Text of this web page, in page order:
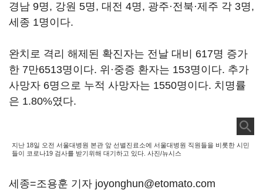
경남 9명, 강원 5명, 대전 4명, 광주·전북·제주 각 3명,
세종 1명이다.
완치로 격리 해제된 확진자는 전날 대비 617명 증가
한 7만6513명이다. 위·중증 환자는 153명이다. 추가
사망자 6명으로 누적 사망자는 1550명이다. 치명률
은 1.80%였다.
지난 18일 오전 서울대병원 본관 앞 선별진료소에 서울대병원 직원들을 비롯한 시민
들이 코로나19 검사를 받기위해 대기하고 있다. 사진/뉴시스
세종=조용훈 기자 joyonghun@etomato.com